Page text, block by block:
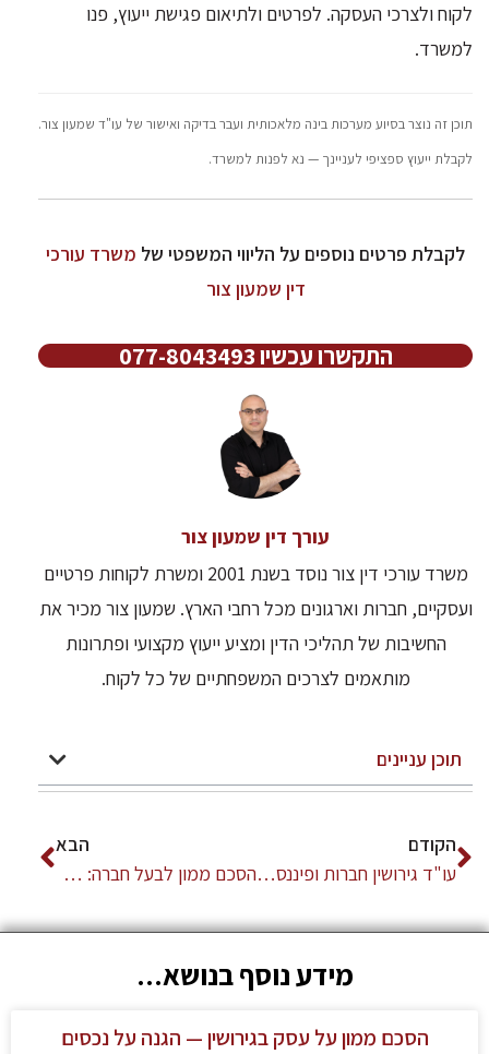
לקוח ולצרכי העסקה. לפרטים ולתיאום פגישת ייעוץ, פנו
למשרד.
תוכן זה נוצר בסיוע מערכות בינה מלאכותית ועבר בדיקה ואישור של עו"ד שמעון צור.
לקבלת ייעוץ ספציפי לעניינך — נא לפנות למשרד.
לקבלת פרטים נוספים על הליווי המשפטי של משרד עורכי
דין שמעון צור
התקשרו עכשיו 077-8043493
עורך דין שמעון צור
משרד עורכי דין צור נוסד בשנת 2001 ומשרת לקוחות פרטיים
ועסקיים, חברות וארגונים מכל רחבי הארץ. שמעון צור מכיר את
החשיבות של תהליכי הדין ומציע ייעוץ מקצועי ופתרונות
מותאמים לצרכים המשפחתיים של כל לקוח.
תוכן עניינים
הקודם
עו"ד גירושין חברות ופיננסים: מדוע דרוש ייצוג כפול?
הבא
הסכם ממון לבעל חברה: הגנה על נכסים עסקיים בגירושין
מידע נוסף בנושא...
הסכם ממון על עסק בגירושין — הגנה על נכסים